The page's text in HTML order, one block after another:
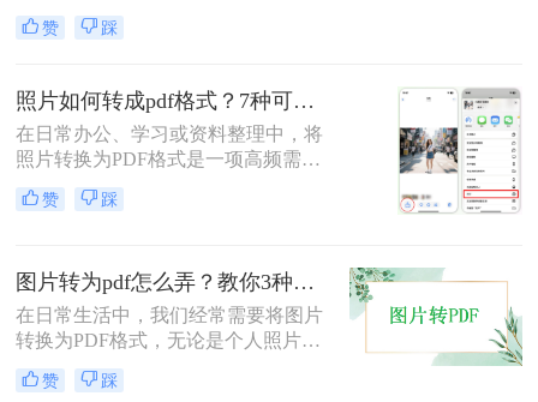
况。无论是整理证件照片、制作电子
相册，还是将扫描的文档统一格式，
掌握的基本技能。PDF格式具有跨平
台兼容性好、文件体积相对较小、易
于分享等优点，因此成为文档处理的
首选格式。本文将详细介绍5种实用
的图片转PDF方法，帮助您快速解决
转换需求。
赞 踩
照片如何转成pdf格式？7种可靠方法详解！
在日常办公、学习或资料整理中，将
照片转换为PDF格式是一项高频需
求。无论是扫描的合同、手写笔记，
还是拍摄的证件、课件，统一的PDF
择高效、安全且无需付费的方法？本
文将基于实际使用经验，为您梳理7
种照片如何转成PDF格式的实用方
方式，帮助您根据场景灵活选用。
赞 踩
图片转为pdf怎么弄？教你3种常用转换方法！
在日常生活中，我们经常需要将图片
转换为PDF格式，无论是个人照片管
理、证件扫描，还是商业和行政领域
的文档整理、合同协议，这种转换都
赞 踩